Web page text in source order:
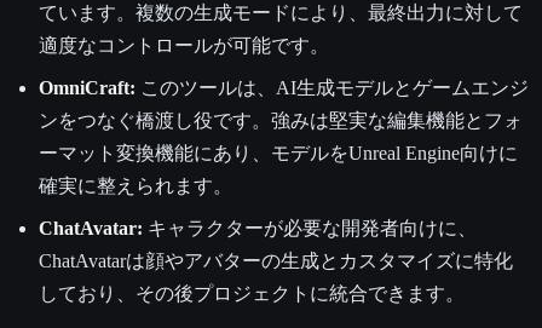
ています。複数の生成モードにより、最終出力に対して
適度なコントロールが可能です。
OmniCraft: このツールは、AI生成モデルとゲームエンジ
ンをつなぐ橋渡し役です。強みは堅実な編集機能とフォ
ーマット変換機能にあり、モデルをUnreal Engine向けに
確実に整えられます。
ChatAvatar: キャラクターが必要な開発者向けに、
ChatAvatarは顔やアバターの生成とカスタマイズに特化
しており、その後プロジェクトに統合できます。